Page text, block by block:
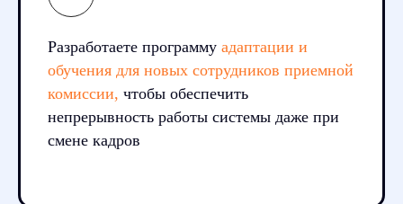
Разработаете программу адаптации и
обучения для новых сотрудников приемной
комиссии, чтобы обеспечить
непрерывность работы системы даже при
смене кадров